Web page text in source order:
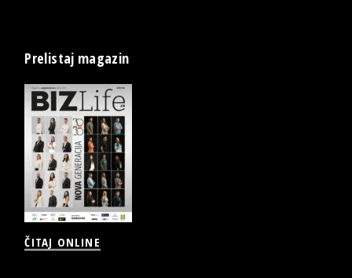
Prelistaj magazin
ČITAJ ONLINE